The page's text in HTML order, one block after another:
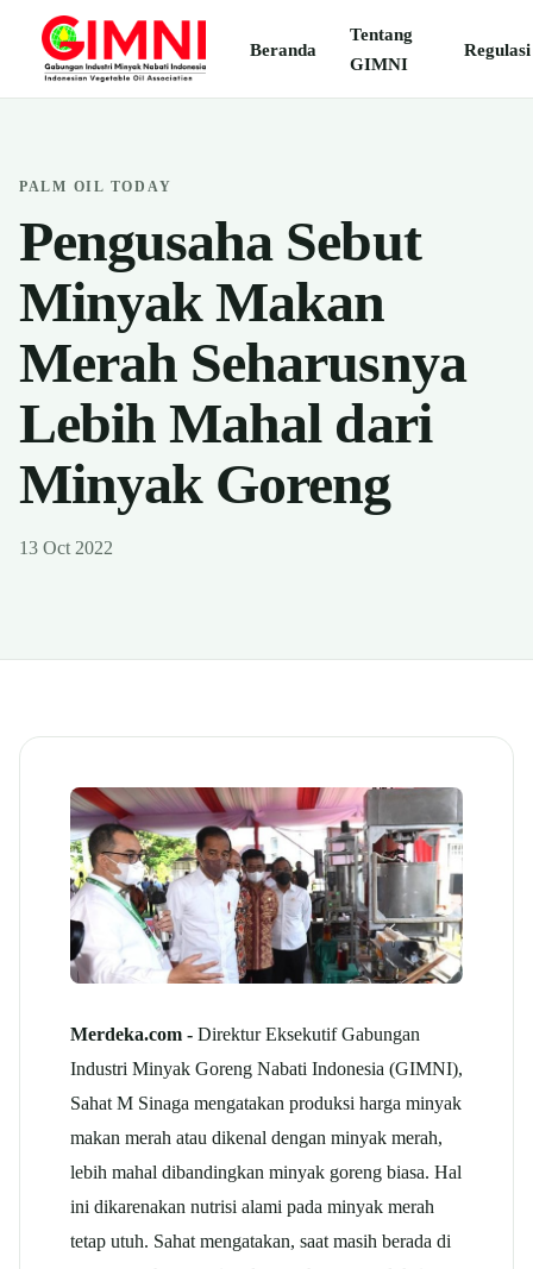
Beranda
Tentang
GIMNI
Regulasi
PALM OIL TODAY
Pengusaha Sebut
Minyak Makan
Merah Seharusnya
Lebih Mahal dari
Minyak Goreng
13 Oct 2022
Merdeka.com - Direktur Eksekutif Gabungan
Industri Minyak Goreng Nabati Indonesia (GIMNI),
Sahat M Sinaga mengatakan produksi harga minyak
makan merah atau dikenal dengan minyak merah,
lebih mahal dibandingkan minyak goreng biasa. Hal
ini dikarenakan nutrisi alami pada minyak merah
tetap utuh. Sahat mengatakan, saat masih berada di